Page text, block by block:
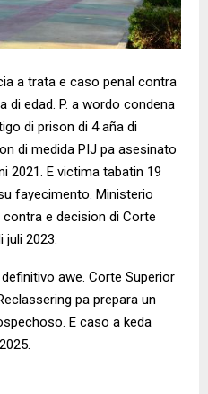
a trata e caso penal contra
di edad. P. a wordo condena
di prison di 4 aña di
di medida PIJ pa asesinato
2021. E victima tabatin 19
fayecimento. Ministerio
e decision di Corte
juli 2023.
awe. Corte Superior
pa prepara un
E caso a keda